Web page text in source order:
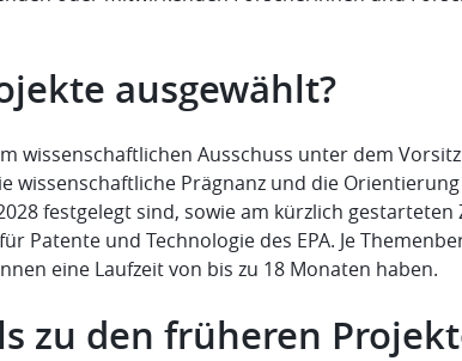
ausgewählt?
wissenschaftlichen Ausschuss unter dem
wissenschaftliche Prägnanz und die
festgelegt sind, sowie am kürzlich
Patente und Technologie des EPA. Je
eine Laufzeit von bis zu 18 Monaten haben.
zu den früheren